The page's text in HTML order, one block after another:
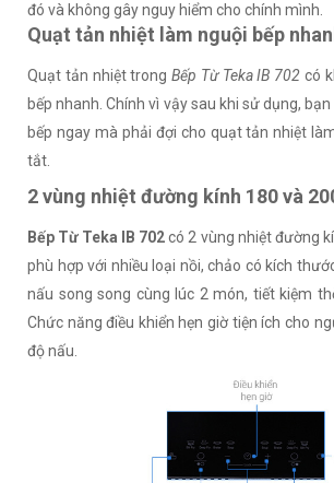
đó và không gây nguy hiểm cho chính mình.
Quạt tản nhiệt làm nguội bếp
Quạt tản nhiệt trongBếp Từ Teka IB 702 có
bếp nhanh. Chính vì vậy sau khi sử dụng,
bếp ngay mà phải đợi cho quạt tản nhiệt
tắt.
2 vùng nhiệt đường kính 180 và
Bếp Từ Teka IB 702có 2 vùng nhiệt đường
phù hợp với nhiều loại nồi, chảo có kích
nấu song song cùng lúc 2 món, tiết kiệm
Chức năng điều khiển hẹn giờ tiện ích cho
độ nấu.